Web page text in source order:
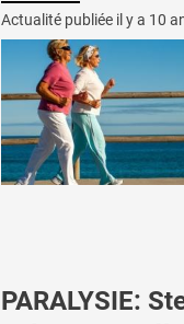
Actualité publiée il y a 10
PARALYSIE: